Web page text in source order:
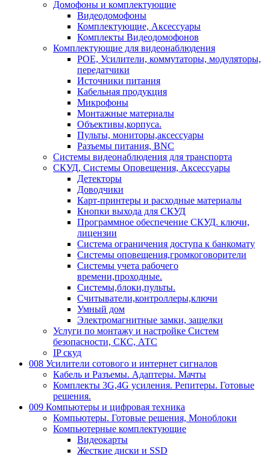
Домофоны и комплектующие
Видеодомофоны
Комплектующие, Аксессуары
Комплекты Видеодомофонов
Комплектующие для видеонаблюдения
POE, Усилители, коммутаторы, модуляторы,
передатчики
Источники питания
Кабельная продукция
Микрофоны
Монтажные материалы
Объективы,корпуса.
Пульты, мониторы,аксессуары
Разъемы питания, BNC
Системы видеонаблюдения для транспорта
СКУД, Системы Оповещения, Аксессуары
Детекторы
Доводчики
Карт-принтеры и расходные материалы
Кнопки выхода для СКУД
Программное обеспечение СКУД. ключи,
лицензии
Система ограничения доступа к банкомату
Системы оповещения,громкоговорители
Системы учета рабочего
времени,проходные.
Системы,блоки,пульты.
Считыватели,контроллеры,ключи
Умный дом
Электромагнитные замки, защелки
Услуги по монтажу и настройке Систем
безопасности, СКС, АТС
IP скуд
008 Усилители сотового и интернет сигналов
Кабель и Разъемы. Адаптеры. Мачты
Комплекты 3G,4G усиления. Репитеры. Готовые
решения.
009 Компьютеры и цифровая техника
Компьютеры. Готовые решения, Моноблоки
Компьютерные комплектующие
Видеокарты
Жесткие диски и SSD